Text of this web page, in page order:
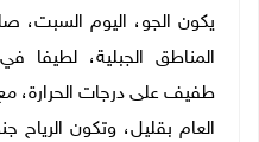
يكون الجو، اليوم السبت،
المناطق الجبلية، لطيفا
طفيف على درجات الحرارة،
العام بقليل، وتكون الرياح